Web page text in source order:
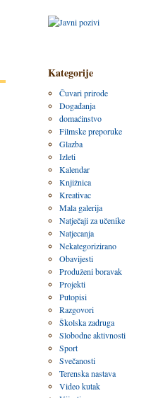
Kategorije
Čuvari prirode
Događanja
domaćinstvo
Filmske preporuke
Glazba
Izleti
Kalendar
Knjižnica
Kreativac
Mala galerija
Natječaji za učenike
Natjecanja
Nekategorizirano
Obavijesti
Produženi boravak
Projekti
Putopisi
Razgovori
Školska zadruga
Slobodne aktivnosti
Sport
Svečanosti
Terenska nastava
Video kutak